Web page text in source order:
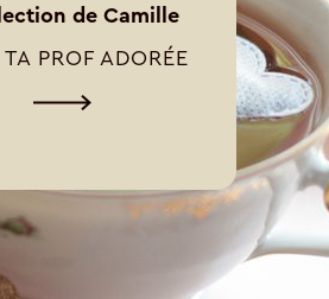
de Camille
TA PROF ADORÉE